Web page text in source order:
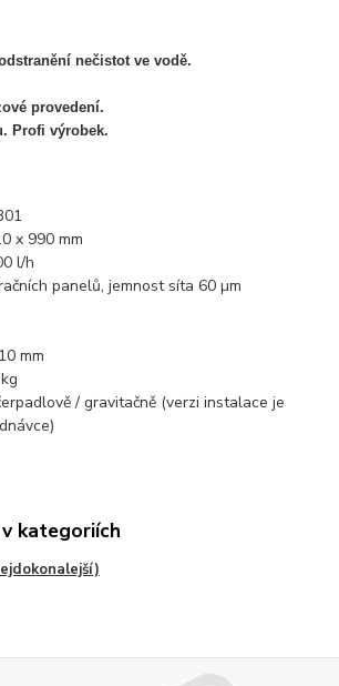
nečistot ve vodě.
provedení.
Profi výrobek.
x 990 mm
l/h
panelů, jemnost síta 60 µm
mm
/ gravitačně (verzi instalace je
kategoriích